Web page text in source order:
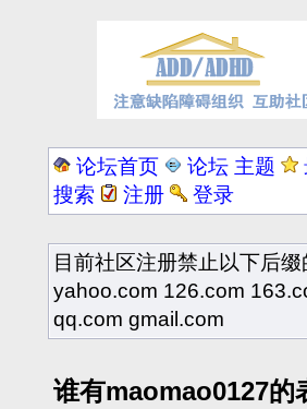
论坛首页 论坛 主题
搜索
注册 登录
目前社区注册禁止以下后缀
yahoo.com 126.com
qq.com gmail.com
谁有maomao0127的